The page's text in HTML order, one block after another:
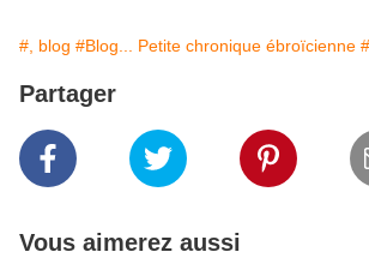
#, blog #Blog... Petite chronique ébroïcienne
Partager
Vous aimerez aussi